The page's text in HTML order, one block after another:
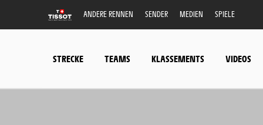
ANDERE RENNEN SENDER MEDIEN SPIELE
STRECKE TEAMS KLASSEMENTS VIDEOS